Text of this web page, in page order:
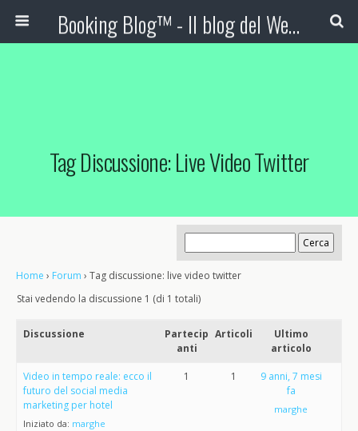
Booking Blog™ - Il blog del Web Marketing Turistico
Tag Discussione: Live Video Twitter
Home › Forum › Tag discussione: live video twitter
Stai vedendo la discussione 1 (di 1 totali)
Discussione
Partecip
anti
Articoli
Ultimo
articolo
Video in tempo reale: ecco il
futuro del social media
marketing per hotel
Iniziato da: marghe
1 1
9 anni, 7 mesi
fa
marghe